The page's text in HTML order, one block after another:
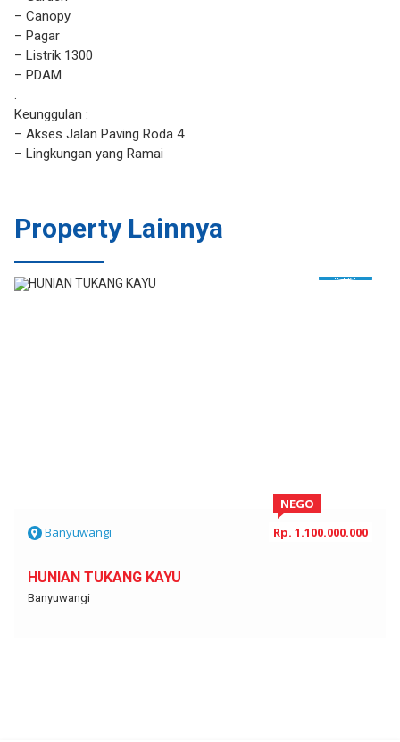
– Canopy
– Pagar
– Listrik 1300
– PDAM
.
Keunggulan :
– Akses Jalan Paving Roda 4
– Lingkungan yang Ramai
Property Lainnya
Banyuwangi Rp. 1.100.000.000
NEGO
HUNIAN TUKANG KAYU
Banyuwangi